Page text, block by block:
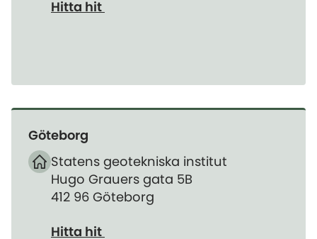
Hitta hit
Göteborg
Statens geotekniska institut
Hugo Grauers gata 5B
412 96 Göteborg
Hitta hit